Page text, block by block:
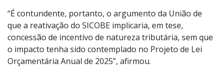
“É contundente, portanto, o argumento da União de
que a reativação do SICOBE implicaria, em tese,
concessão de incentivo de natureza tributária, sem que
o impacto tenha sido contemplado no Projeto de Lei
Orçamentária Anual de 2025”, afirmou.